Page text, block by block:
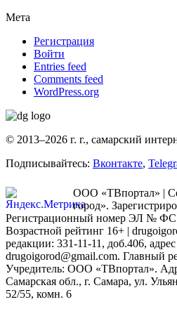
Мета
Регистрация
Войти
Entries feed
Comments feed
WordPress.org
© 2013–2026 г. г., самарский
Подписывайтесь: Вконтакте,
ООО «ТВпортал» |
город».
Регистрационный номер ЭЛ № ФС
Возрастной рейтинг 16+ |
редакции: 331-11-11, доб.406,
drugoigorod@gmail.com. Главный
Учредитель: ООО «ТВпортал».
Самарская обл., г. Самара, ул.
52/55, комн. 6